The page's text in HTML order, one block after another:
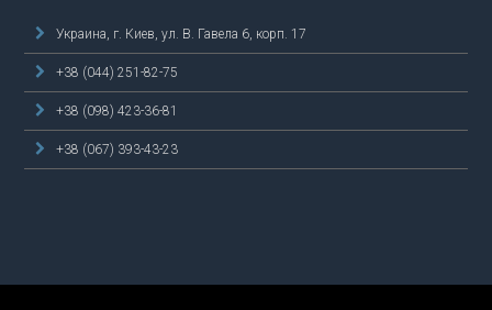
Украина, г. Киев, ул. В. Гавела 6, корп. 17
+38 (044) 251-82-75
+38 (098) 423-36-81
+38 (067) 393-43-23